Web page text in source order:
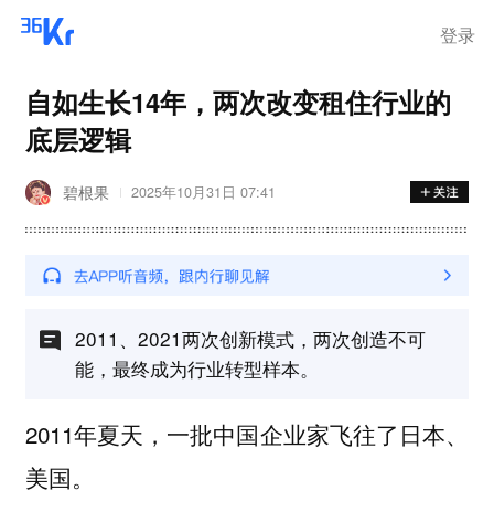
登录
自如生长14年，两次改变租住行业的
底层逻辑
碧根果 2025年10月31日 07:41
2011、2021两次创新模式，两次创造不可
能，最终成为行业转型样本。
2011年夏天，一批中国企业家飞往了日本、
美国。